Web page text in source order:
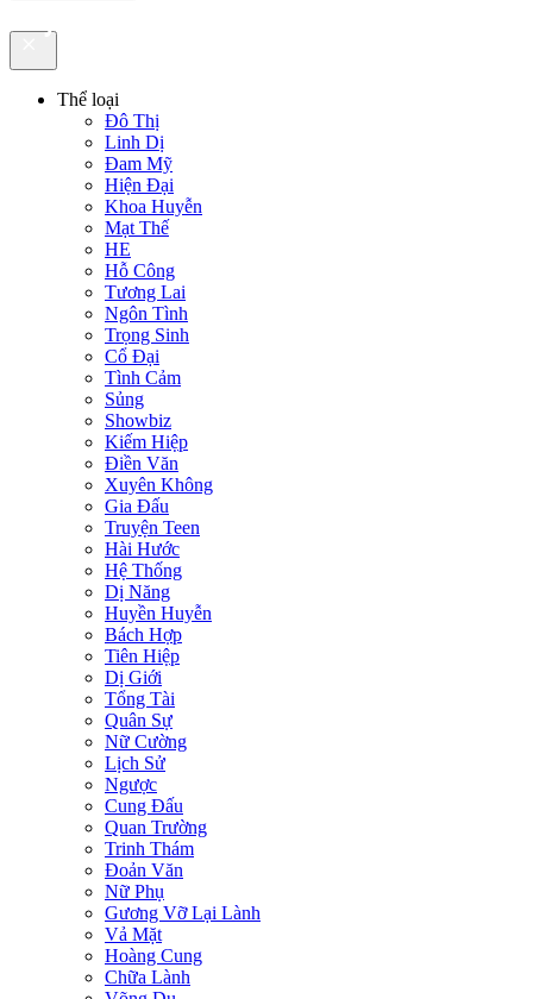
truyenfullz.com
Thể loại
Đô Thị
Linh Dị
Đam Mỹ
Hiện Đại
Khoa Huyễn
Mạt Thế
HE
Hỗ Công
Tương Lai
Ngôn Tình
Trọng Sinh
Cổ Đại
Tình Cảm
Sủng
Showbiz
Kiếm Hiệp
Điền Văn
Xuyên Không
Gia Đấu
Truyện Teen
Hài Hước
Hệ Thống
Dị Năng
Huyền Huyễn
Bách Hợp
Tiên Hiệp
Dị Giới
Tổng Tài
Quân Sự
Nữ Cường
Lịch Sử
Ngược
Cung Đấu
Quan Trường
Trinh Thám
Đoản Văn
Nữ Phụ
Gương Vỡ Lại Lành
Vả Mặt
Hoàng Cung
Chữa Lành